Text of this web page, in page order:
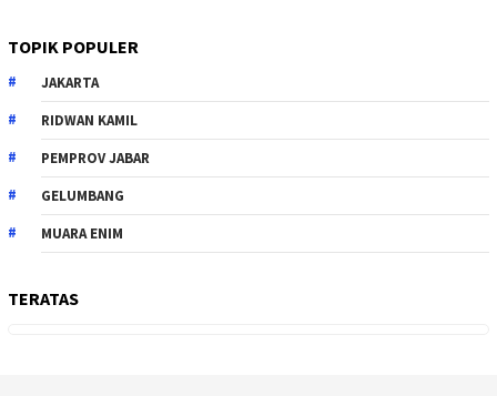
TOPIK POPULER
JAKARTA
RIDWAN KAMIL
PEMPROV JABAR
GELUMBANG
MUARA ENIM
TERATAS